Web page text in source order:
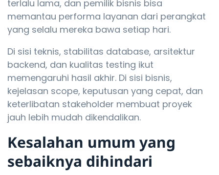
terlalu lama, dan pemilik bisnis bisa
memantau performa layanan dari perangkat
yang selalu mereka bawa setiap hari.
Di sisi teknis, stabilitas database, arsitektur
backend, dan kualitas testing ikut
memengaruhi hasil akhir. Di sisi bisnis,
kejelasan scope, keputusan yang cepat, dan
keterlibatan stakeholder membuat proyek
jauh lebih mudah dikendalikan.
Kesalahan umum yang
sebaiknya dihindari